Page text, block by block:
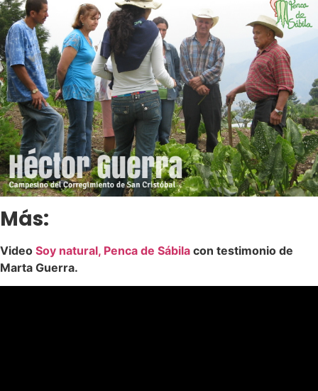
Más:
Video Soy natural, Penca de Sábila con testimonio de
Marta Guerra.